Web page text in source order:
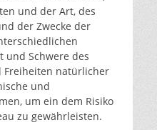
und der Art, des
der Zwecke der
und Schwere des
Freiheiten natürlicher
und
um ein dem Risiko
zu gewährleisten.